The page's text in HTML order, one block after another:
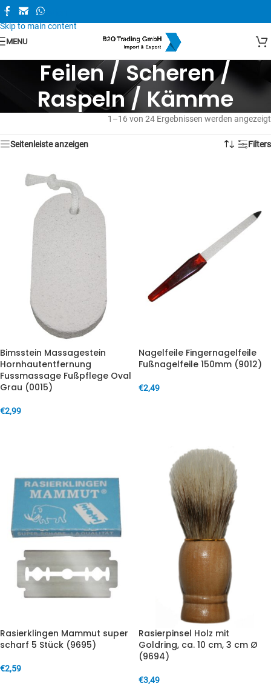
Skip to navigation
Skip to main content
MENU
Feilen / Scheren /
Raspeln / Kämme
1–16 von 24 Ergebnissen werden angezeigt
Seitenleiste anzeigen Filters
Bimsstein Massagestein
Hornhautentfernung
Fussmassage Fußpflege Oval
Grau (0015)
€2,99
Nagelfeile Fingernagelfeile
Fußnagelfeile 150mm (9012)
€2,49
Rasierklingen Mammut super
scharf 5 Stück (9695)
€2,59
Rasierpinsel Holz mit
Goldring, ca. 10 cm, 3 cm Ø
(9694)
€3,49